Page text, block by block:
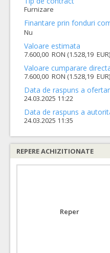
Furnizare
Finantare prin fonduri
Nu
Valoare estimata
7.600,00 RON (1.528,19 EUR)
Valoare cumparare
7.600,00 RON (1.528,19 EUR)
Data de raspuns a
24.03.2025 11:22
Data de raspuns a
24.03.2025 11:35
REPERE ACHIZITIONATE
Reper